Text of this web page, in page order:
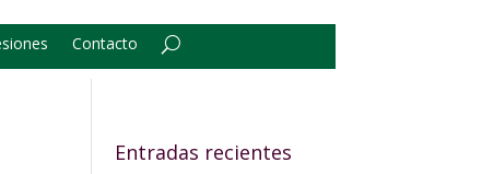
Contacto
Entradas recientes